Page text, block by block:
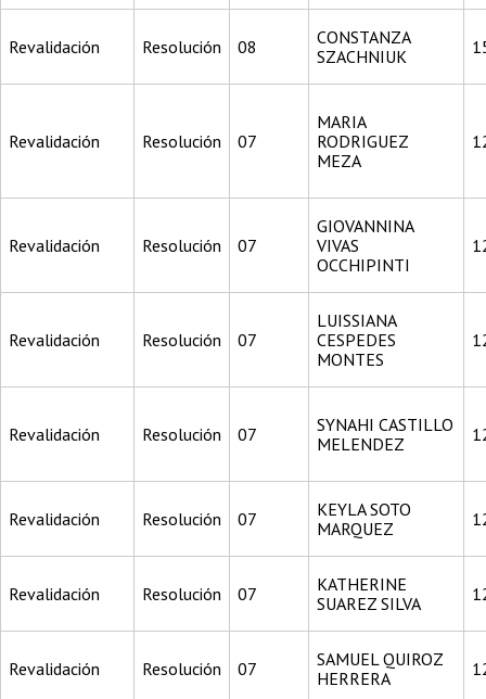
Revalidación Resolución 08
CONSTANZA
SZACHNIUK
Revalidación Resolución 07
MARIA
RODRIGUEZ
MEZA
Revalidación Resolución 07
GIOVANNINA
VIVAS
OCCHIPINTI
Revalidación Resolución 07
LUISSIANA
CESPEDES
MONTES
Revalidación Resolución 07
SYNAHI CASTILLO
MELENDEZ
Revalidación Resolución 07
KEYLA SOTO
MARQUEZ
Revalidación Resolución 07
KATHERINE
SUAREZ SILVA
Revalidación Resolución 07
SAMUEL QUIROZ
HERRERA